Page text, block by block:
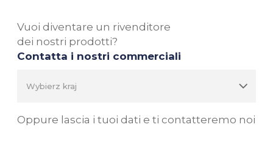
Vuoi diventare un rivenditore
dei nostri prodotti?
Contatta i nostri commerciali
Oppure lascia i tuoi dati e ti contatteremo noi